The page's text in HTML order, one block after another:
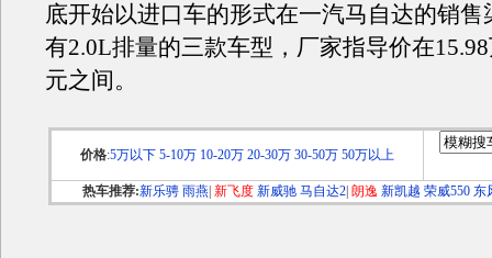
底开始以进口车的形式在一汽马自达的销售
有2.0L排量的三款车型，厂家指导价在
元之间。
价格:5万以下 5-10万 10-20万 20-30万 30-50万 50万以上
热车推荐:新乐骋 雨燕| 新飞度 新威驰 马自达2| 朗逸 新凯越 荣威550 东